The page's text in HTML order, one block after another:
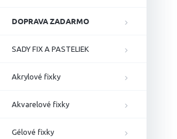
DOPRAVA ZADARMO
SADY FIX A PASTELIEK
Akrylové fixky
Akvarelové fixky
Gélové fixky